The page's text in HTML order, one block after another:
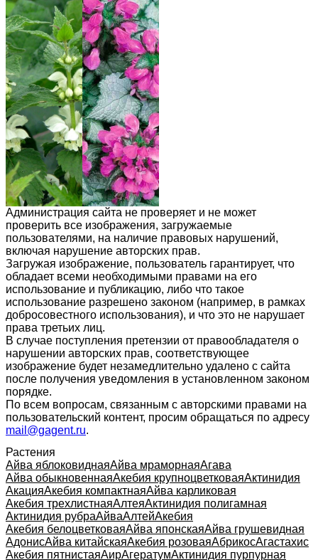
Администрация сайта не проверяет и не может
проверить все изображения, загружаемые
пользователями, на наличие правовых нарушений,
включая нарушение авторских прав.
Загружая изображение, пользователь гарантирует, что
обладает всеми необходимыми правами на его
использование и публикацию, либо что такое
использование разрешено законом (например, в рамках
добросовестного использования), и что это не нарушает
права третьих лиц.
В случае поступления претензии от правообладателя о
нарушении авторских прав, соответствующее
изображение будет незамедлительно удалено с сайта
после получения уведомления в установленном законом
порядке.
По всем вопросам, связанным с авторскими правами на
пользовательский контент, просим обращаться по адресу
mail@gagent.ru.
Растения
Айва яблоковиднаяАйва мраморнаяАгава
Айва обыкновеннаяАкебия крупноцветковаяАктинидия
АкацияАкебия компактнаяАйва карликовая
Акебия трехлистнаяАлтеяАктинидия полигамная
Актинидия рубраАйваАлтейАкебия
Акебия белоцветковаяАйва японскаяАйва грушевидная
АдонисАйва китайскаяАкебия розоваяАбрикосАгастахис
Акебия пятнистаяАирАгератумАктинидия пурпурная